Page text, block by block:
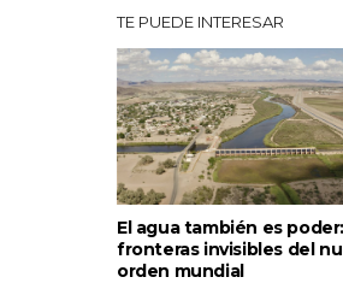
TE PUEDE INTERESAR
El agua también es
fronteras invisibles del
orden mundial